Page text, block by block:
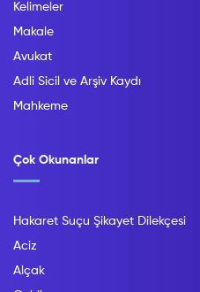
Kelimeler
Makale
Avukat
Adli Sicil ve Arşiv Kaydı
Mahkeme
Çok Okunanlar
Hakaret Suçu Şikayet Dilekçesi
Aciz
Alçak